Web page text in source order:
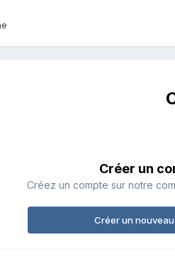
Créer un
Créez un compte sur notre
Créer un